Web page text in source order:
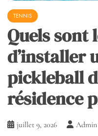
TENNIS
Quels sont
d’installer
pickleball
résidence
juillet 9, 2026 Admin